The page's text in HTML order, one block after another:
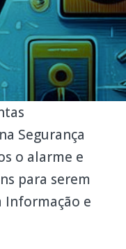
Segurança
o alarme e
para serem
Informação e